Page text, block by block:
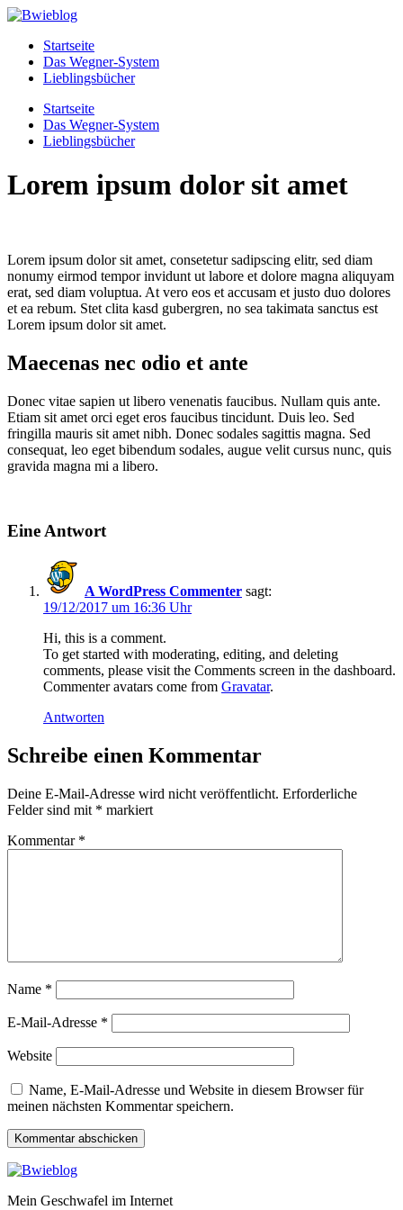
Zum
wechselnStartseite
Das Wegner-System
Lieblingsbücher
Menü
Startseite
Das Wegner-System
Lieblingsbücher
Lorem ipsum dolor sit amet
Lorem ipsum dolor sit amet, consetetur sadipscing elitr, sed diam
nonumy eirmod tempor invidunt ut labore et dolore magna aliquyam
erat, sed diam voluptua. At vero eos et accusam et justo duo dolores
et ea rebum. Stet clita kasd gubergren, no sea takimata sanctus est
Lorem ipsum dolor sit amet.
Maecenas nec odio et ante
Donec vitae sapien ut libero venenatis faucibus. Nullam quis ante.
Etiam sit amet orci eget eros faucibus tincidunt. Duis leo. Sed
fringilla mauris sit amet nibh. Donec sodales sagittis magna. Sed
consequat, leo eget bibendum sodales, augue velit cursus nunc, quis
gravida magna mi a libero.
Eine Antwort
A WordPress Commenter sagt:
19/12/2017 um 16:36 Uhr
Hi, this is a comment.
To get started with moderating, editing, and deleting
comments, please visit the Comments screen in the dashboard.
Commenter avatars come from Gravatar.
Antworten
Schreibe einen Kommentar
Deine E-Mail-Adresse wird nicht veröffentlicht. Erforderliche
Felder sind mit * markiert
Kommentar *
Name *
E-Mail-Adresse *
Website
Name, E-Mail-Adresse und Website in diesem Browser für
meinen nächsten Kommentar speichern.
Mein Geschwafel im Internet